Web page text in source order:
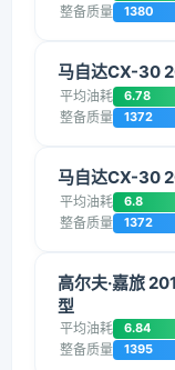
整备质量 1380
马自达CX-30
平均油耗 6.78
整备质量 1372
马自达CX-30
平均油耗 6.8
整备质量 1372
高尔夫·嘉旅
型
平均油耗 6.84
整备质量 1395